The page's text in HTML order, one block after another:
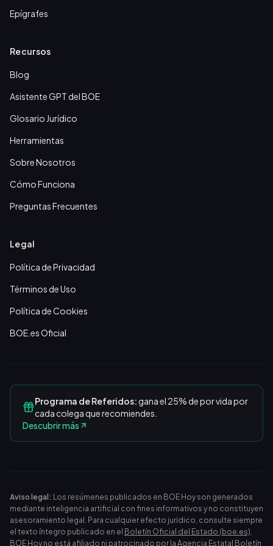
Epígrafes
Recursos
Blog
Asistente GPT del BOE
Glosario Jurídico
Herramientas
Sobre Nosotros
Cómo Funciona
Preguntas Frecuentes
Legal
Política de Privacidad
Términos de Uso
Política de Cookies
BOE.es Oficial
Programa de Referidos:gana el 25% de por vida por
cada colega que recomiendes.
Descubrir más
Aviso legal: Los resúmenes publicados en BOE Hoy son generados
mediante inteligencia artificial con fines informativos y no constituyen
asesoramiento legal. Para cualquier efecto jurídico, consulte siempre
el texto íntegro publicado en el Boletín Oficial del Estado (boe.es).
BOE Hoy no está afiliado ni patrocinado por la Agencia Estatal Boletín